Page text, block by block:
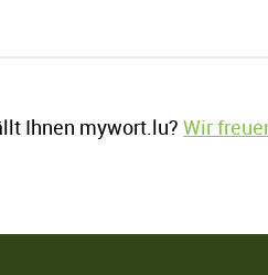
Ihnen mywort.lu?Wir